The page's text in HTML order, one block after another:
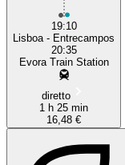
19:10
Lisboa - Entrecampos
20:35
Evora Train Station
diretto
1 h 25 min
16,48 €